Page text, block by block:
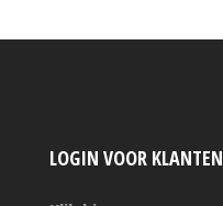
LOGIN VOOR KLANTEN